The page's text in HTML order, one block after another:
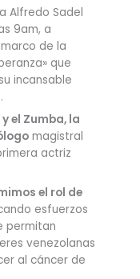
Alfredo Sadel
9am, a
marco de la
que
incansable
el Zumba, la
magistral
actriz
el rol de
esfuerzos
permitan
venezolanas
al cáncer de